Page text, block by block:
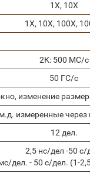
1X, 10X
1X, 10X, 100X,
2К: 500 МС/с
50 ГС/с
изменение
измеренные через
12 дел.
2,5 нс/дел -50 с/
дел. - 50 с/дел. (1-